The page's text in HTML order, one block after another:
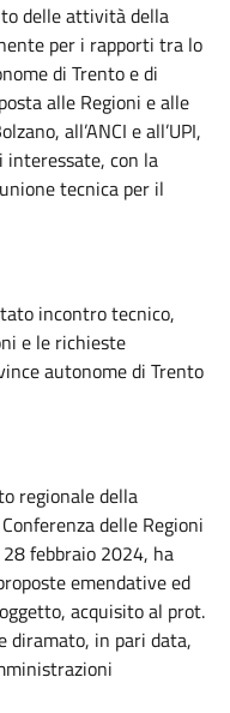
delle attività della
per i rapporti tra lo
di Trento e di
alle Regioni e alle
all’ANCI e all’UPI,
con la
tecnica per il
incontro tecnico,
e le richieste
autonome di Trento
regionale della
delle Regioni
febbraio 2024, ha
emendative ed
acquisito al prot.
diramato, in pari data,